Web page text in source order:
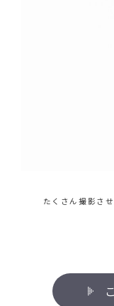
たくさん撮影さ